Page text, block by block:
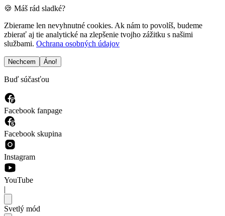
🍪 Máš rád sladké?
Zbierame len nevyhnutné cookies. Ak nám to povolíš, budeme
zbierať aj tie analytické na zlepšenie tvojho zážitku s našimi
službami. Ochrana osobných údajov
Nechcem Áno!
Buď súčasťou
Facebook fanpage
Facebook skupina
Instagram
YouTube
|
Svetlý mód